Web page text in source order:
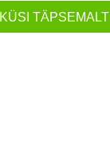
KÜSI TÄPSEMALT